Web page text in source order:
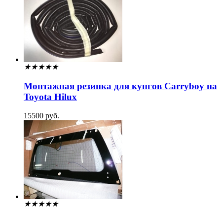
★★★★★
Монтажная резинка для кунгов Carryboy на
Toyota Hilux
15500 руб.
★★★★★